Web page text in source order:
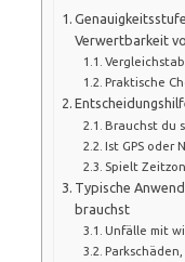
Verwertbarkeit
Praktische
Brauchst du
Ist GPS oder
Spielt
Typische
brauchst
Unfälle mit